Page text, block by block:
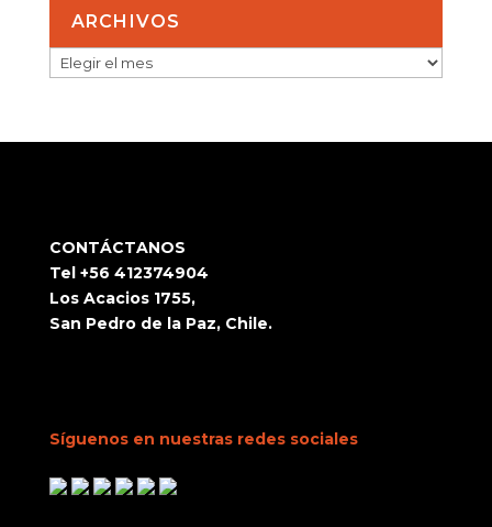
ARCHIVOS
ARCHIVOS
CONTÁCTANOS
Tel +56 412374904
Los Acacios 1755,
San Pedro de la Paz, Chile.
Síguenos en nuestras redes sociales